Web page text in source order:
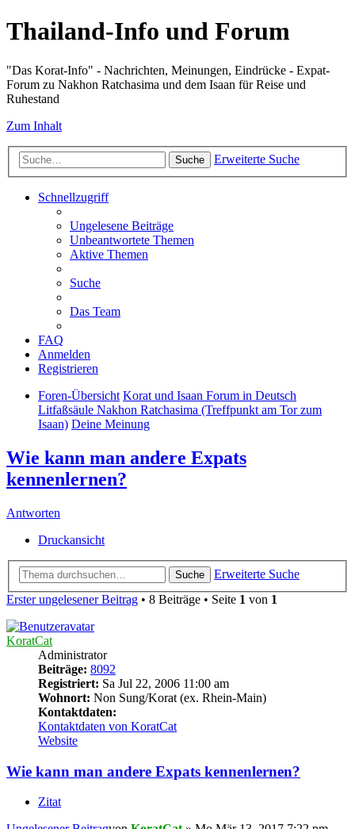
Thailand-Info und Forum
"Das Korat-Info" - Nachrichten, Meinungen, Eindrücke - Expat-
Forum zu Nakhon Ratchasima und dem Isaan für Reise und
Ruhestand
Zum Inhalt
Suche Erweiterte Suche
Schnellzugriff
Ungelesene Beiträge
Unbeantwortete Themen
Aktive Themen
Suche
Das Team
FAQ
Anmelden
Registrieren
Foren-Übersicht Korat und Isaan Forum in Deutsch
Litfaßsäule Nakhon Ratchasima (Treffpunkt am Tor zum
Isaan) Deine Meinung
Wie kann man andere Expats
kennenlernen?
Antworten
Druckansicht
Suche
Erweiterte Suche
Erster ungelesener Beitrag • 8 Beiträge • Seite 1 von 1
KoratCat
Administrator
Beiträge: 8092
Registriert: Sa Jul 22, 2006 11:00 am
Wohnort: Non Sung/Korat (ex. Rhein-Main)
Kontaktdaten:
Kontaktdaten von KoratCat
Website
Wie kann man andere Expats kennenlernen?
Zitat